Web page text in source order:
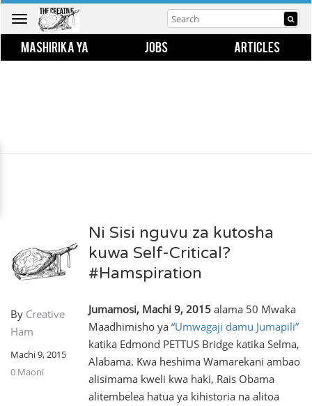
Toggle
navigation
MASHIRIKA YA JOBS ARTICLES
By Creative
Ham
Machi 9, 2015
0 Maoni
Ni Sisi nguvu za kutosha
kuwa Self-Critical?
#Hamspiration
Jumamosi, Machi 9, 2015 alama 50 Mwaka
Maadhimisho ya “Umwagaji damu Jumapili”
katika Edmond PETTUS Bridge katika Selma,
Alabama. Kwa heshima Wamarekani ambao
alisimama kweli kwa haki, Rais Obama
alitembelea hatua ya kihistoria na alitoa